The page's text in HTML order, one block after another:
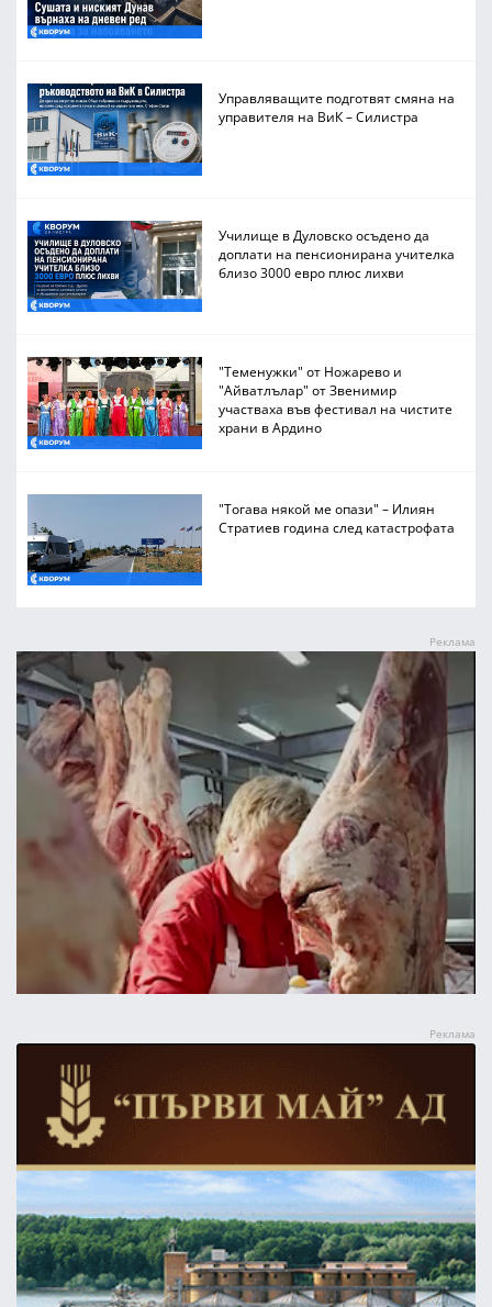
Управляващите подготвят смяна на
управителя на ВиК – Силистра
Училище в Дуловско осъдено да
доплати на пенсионирана учителка
близо 3000 евро плюс лихви
"Теменужки" от Ножарево и
"Айватлълар" от Звенимир
участваха във фестивал на чистите
храни в Ардино
"Тогава някой ме опази" – Илиян
Стратиев година след катастрофата